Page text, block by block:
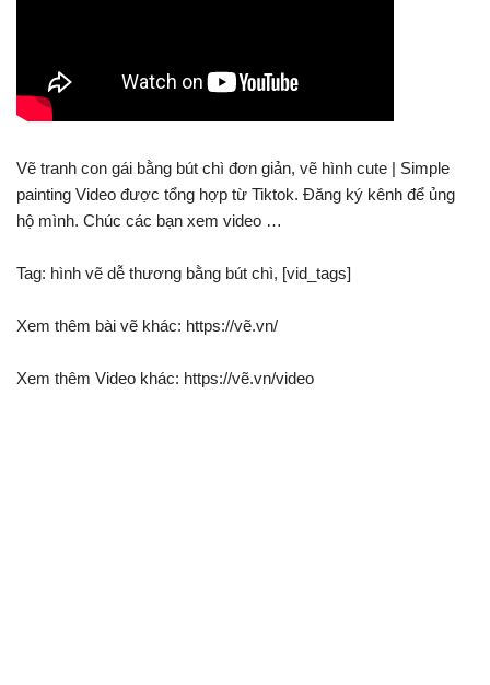
Vẽ tranh con gái bằng bút chì đơn giản, vẽ hình cute | Simple
painting Video được tổng hợp từ Tiktok. Đăng ký kênh để ủng
hộ mình. Chúc các bạn xem video …
Tag: hình vẽ dễ thương bằng bút chì, [vid_tags]
Xem thêm bài vẽ khác: https://vẽ.vn/
Xem thêm Video khác: https://vẽ.vn/video